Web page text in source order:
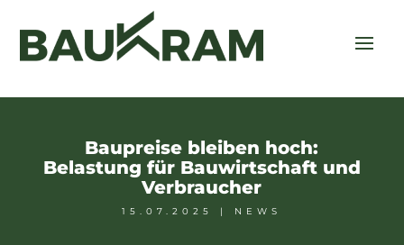
Baupreise bleiben hoch:
Belastung für Bauwirtschaft und
Verbraucher
15.07.2025 | NEWS